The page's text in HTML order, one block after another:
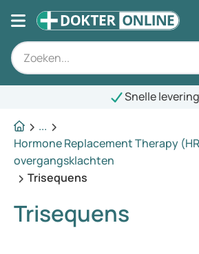
Snelle levering
...
Hormone Replacement Therapy
overgangsklachten
Trisequens
Trisequens